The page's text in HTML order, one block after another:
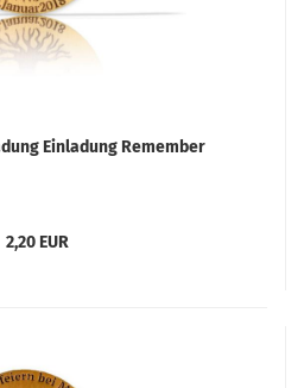
Einladung Remember
2,20 EUR